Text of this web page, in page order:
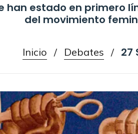
han estado en primero
del movimiento
Inicio / Debates / 27